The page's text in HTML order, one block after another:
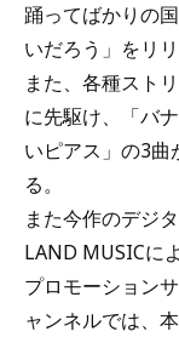
踊ってばかりの
いだろう」をリリ
また、各種スト
に先駆け、「バ
いピアス」の3曲
る。
また今作のデジ
LAND MUSICに
プロモーション
ャンネルでは、